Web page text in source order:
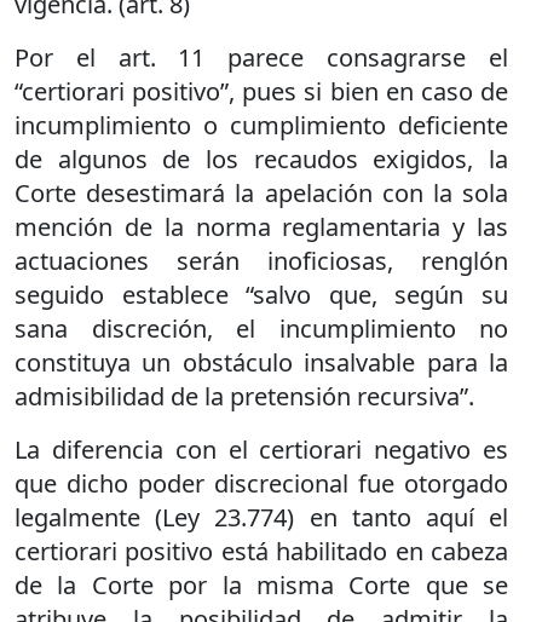
Por el art. 11 parece consagrarse el
“certiorari positivo”, pues si bien en caso de
incumplimiento o cumplimiento deficiente
de algunos de los recaudos exigidos, la
Corte desestimará la apelación con la sola
mención de la norma reglamentaria y las
actuaciones serán inoficiosas, renglón
seguido establece “salvo que, según su
sana discreción, el incumplimiento no
constituya un obstáculo insalvable para la
admisibilidad de la pretensión recursiva”.
La diferencia con el certiorari negativo es
que dicho poder discrecional fue otorgado
legalmente (Ley 23.774) en tanto aquí el
certiorari positivo está habilitado en cabeza
de la Corte por la misma Corte que se